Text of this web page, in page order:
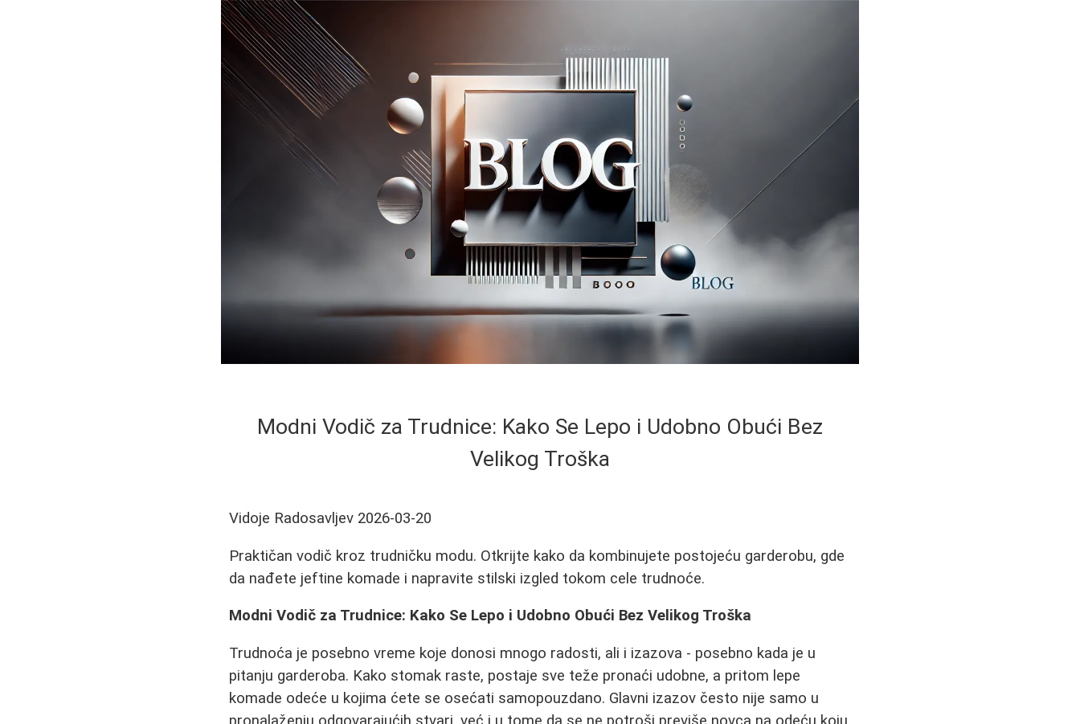
Modni Vodič za Trudnice: Kako Se Lepo i Udobno Obući Bez
Velikog Troška
Vidoje Radosavljev 2026-03-20
Praktičan vodič kroz trudničku modu. Otkrijte kako da kombinujete postojeću garderobu, gde
da nađete jeftine komade i napravite stilski izgled tokom cele trudnoće.
Modni Vodič za Trudnice: Kako Se Lepo i Udobno Obući Bez Velikog Troška
Trudnoća je posebno vreme koje donosi mnogo radosti, ali i izazova - posebno kada je u
pitanju garderoba. Kako stomak raste, postaje sve teže pronaći udobne, a pritom lepe
komade odeće u kojima ćete se osećati samopouzdano. Glavni izazov često nije samo u